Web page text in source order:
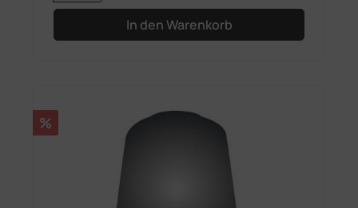
In den Warenkorb
Rabatt
%